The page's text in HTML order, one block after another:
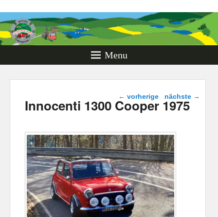
Rotary
Oldtimer
Monschau
Menu
Beitragsnavigation
← vorherige nächste →
Innocenti 1300 Cooper 1975